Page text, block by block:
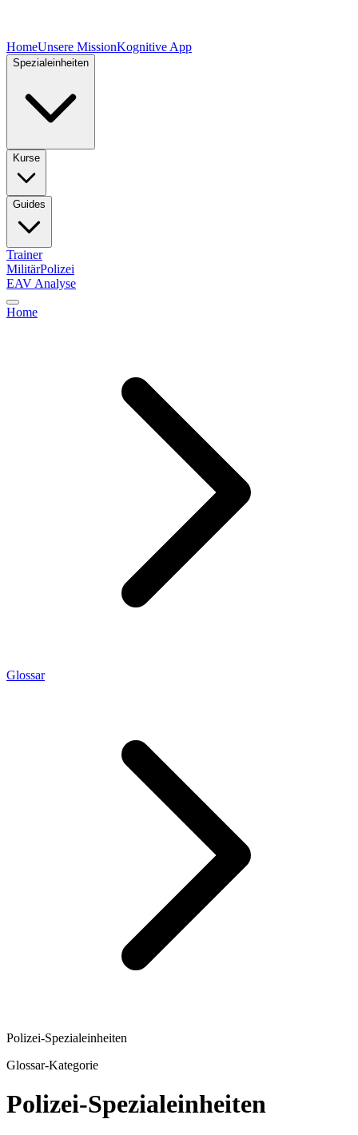
HomeUnsere MissionKognitive App
Spezialeinheiten
Kurse
Guides
Trainer
MilitärPolizei
EAV Analyse
Home
Glossar
Polizei-Spezialeinheiten
Glossar-Kategorie
Polizei-Spezialeinheiten